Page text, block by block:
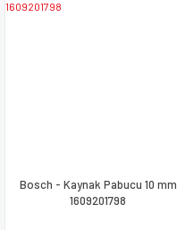
Bosch - Kaynak Pabucu 10 mm
1609201798